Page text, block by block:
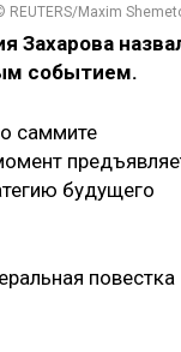
REUTERS/Maxim
Захарова
событием.
саммите
будущего
повестка